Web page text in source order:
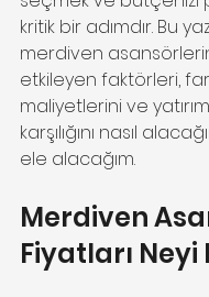
kritik bir adımdır. Bu
merdiven
etkileyen faktörleri,
maliyetlerini ve
karşılığını nasıl
ele alacağım.
Merdiven
Fiyatları